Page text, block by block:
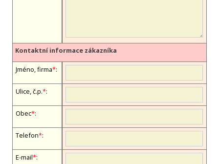
Kontaktní informace zákazníka
Jméno, firma*:
Ulice, č.p.*:
Obec*:
Telefon*:
E-mail*: